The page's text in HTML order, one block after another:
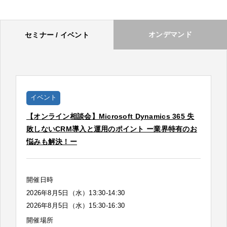
セミナー / イベント オンデマンド
イベント
【オンライン相談会】Microsoft Dynamics 365 失
敗しないCRM導入と運用のポイント ー業界特有のお
悩みも解決！ー
開催日時
2026年8月5日（水）13:30-14:30
2026年8月5日（水）15:30-16:30
開催場所